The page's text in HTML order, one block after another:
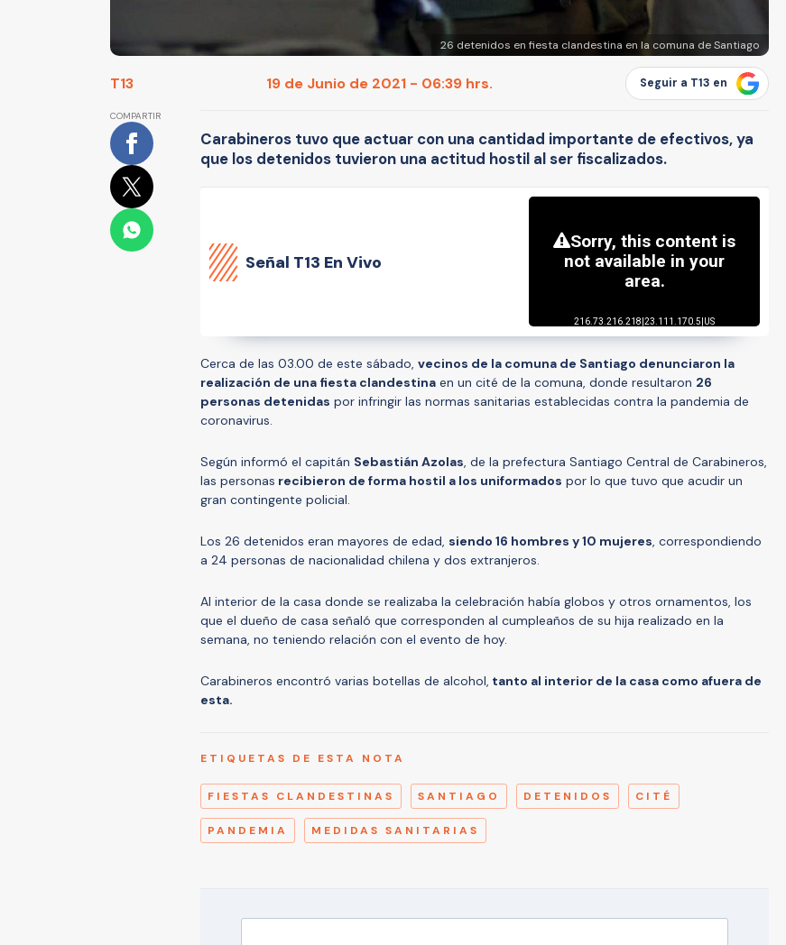
26 detenidos en fiesta clandestina en la comuna de Santiago
T13 19 de Junio de 2021 - 06:39 hrs. Seguir a T13 en
COMPARTIR
Carabineros tuvo que actuar con una cantidad importante de efectivos, ya
que los detenidos tuvieron una actitud hostil al ser fiscalizados.
Señal T13 En Vivo
Cerca de las 03.00 de este sábado, vecinos de la comuna de Santiago denunciaron la
realización de una fiesta clandestina en un cité de la comuna, donde resultaron 26
personas detenidas por infringir las normas sanitarias establecidas contra la pandemia de
coronavirus.
Según informó el capitán Sebastián Azolas, de la prefectura Santiago Central de Carabineros,
las personas recibieron de forma hostil a los uniformados por lo que tuvo que acudir un
gran contingente policial.
Los 26 detenidos eran mayores de edad, siendo 16 hombres y 10 mujeres, correspondiendo
a 24 personas de nacionalidad chilena y dos extranjeros.
Al interior de la casa donde se realizaba la celebración había globos y otros ornamentos, los
que el dueño de casa señaló que corresponden al cumpleaños de su hija realizado en la
semana, no teniendo relación con el evento de hoy.
Carabineros encontró varias botellas de alcohol, tanto al interior de la casa como afuera de
esta.
ETIQUETAS DE ESTA NOTA
FIESTAS CLANDESTINAS SANTIAGO DETENIDOS CITÉ
PANDEMIA MEDIDAS SANITARIAS